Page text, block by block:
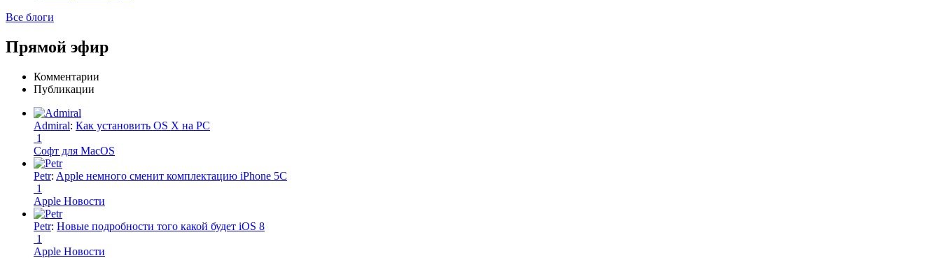
Все блоги
Прямой эфир
Комментарии
Публикации
Admiral: Как установить OS X на PC
1
Софт для MacOS
Petr: Apple немного сменит комплектацию iPhone 5C
1
Apple Новости
Petr: Новые подробности того какой будет iOS 8
1
Apple Новости